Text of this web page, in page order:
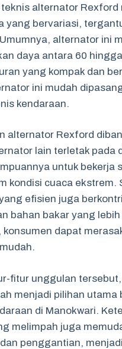
alternator Rexford
yang bervariasi,
alternator ini
daya antara 60
yang kompak dan
ini mudah
kendaraan.
alternator Rexford
lain terletak pada
untuk bekerja
kondisi cuaca ekstrem.
efisien juga
bahan bakar yang lebih
konsumen dapat
fitur unggulan
menjadi pilihan utama
di Manokwari.
melimpah juga
penggantian,